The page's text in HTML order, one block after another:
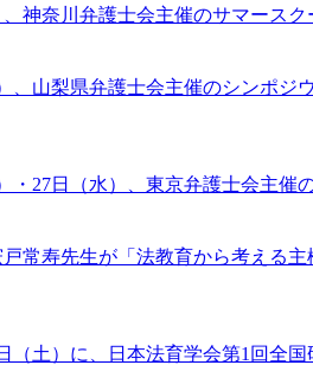
神奈川弁護士会主催のサマース
、山梨県弁護士会主催のシンポジ
・27日（水）、東京弁護士会主
常寿先生が「法教育から考える
（土）に、日本法育学会第1回全